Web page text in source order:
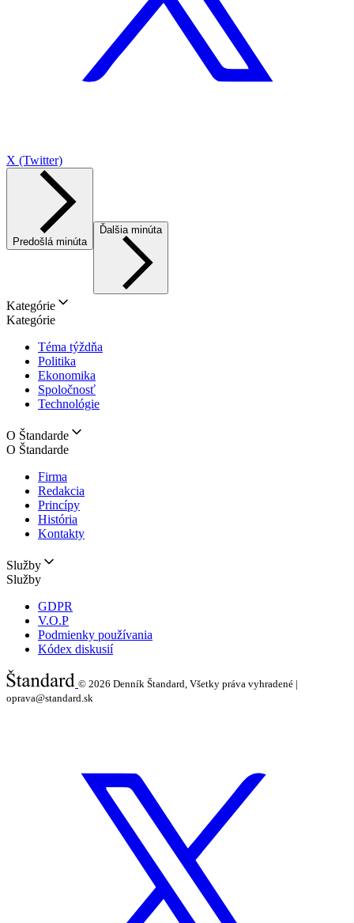
X (Twitter)
Predošlá minúta
Ďalšia minúta
Kategórie
Kategórie
Téma týždňa
Politika
Ekonomika
Spoločnosť
Technológie
O Štandarde
O Štandarde
Firma
Redakcia
Princípy
História
Kontakty
Služby
Služby
GDPR
V.O.P
Podmienky používania
Kódex diskusií
© 2026 Denník Štandard, Všetky práva vyhradené |
oprava@standard.sk